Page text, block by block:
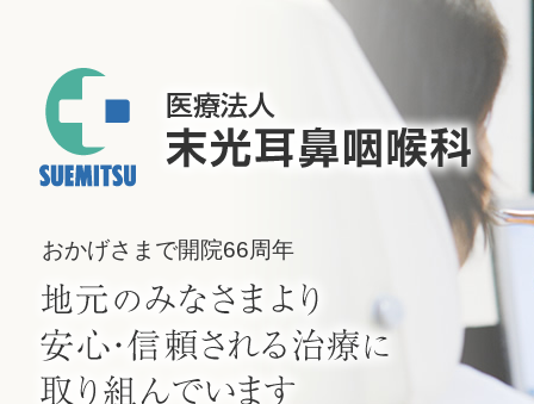
おかげさまで開院66周年